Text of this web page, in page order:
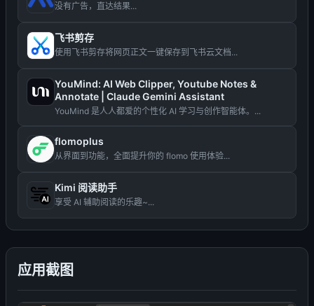
应用截图
没有广告，直达结果...
飞书剪存
使用飞书剪存将网页正文一键保存到飞书云文档...
YouMind: AI Web Clipper, Youtube Notes &
Annotate | Claude Gemini Assistant
YouMind 是人人都爱的个性化 AI 学习与创作智能体。...
flomoplus
从界面到功能，全面提升你的 flomo 使用体验...
Kimi 阅读助手
享受 AI 辅助阅读的乐趣~...